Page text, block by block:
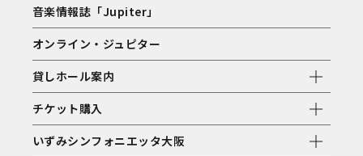
音楽情報誌「Jupiter」
オンライン・ジュピター
貸しホール案内
チケット購入
いずみシンフォニエッタ大阪